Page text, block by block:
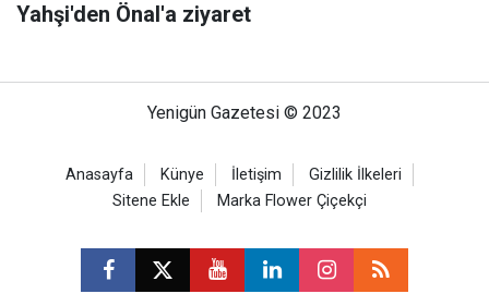
Yahşi'den Önal'a ziyaret
Yenigün Gazetesi © 2023
Anasayfa Künye İletişim
Gizlilik İlkeleri
Sitene Ekle
Marka Flower Çiçekçi